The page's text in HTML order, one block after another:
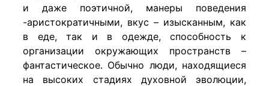
и даже поэтичной, манеры поведения
-аристократичными, вкус – изысканным, как
в еде, так и в одежде, способность к
организации окружающих пространств –
фантастическое. Обычно люди, находящиеся
на высоких стадиях духовной эволюции,